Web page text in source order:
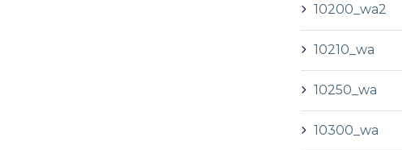
10200_wa2
10210_wa
10250_wa
10300_wa